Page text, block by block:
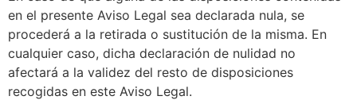
en el presente Aviso Legal sea declarada nula, se
procederá a la retirada o sustitución de la misma. En
cualquier caso, dicha declaración de nulidad no
afectará a la validez del resto de disposiciones
recogidas en este Aviso Legal.